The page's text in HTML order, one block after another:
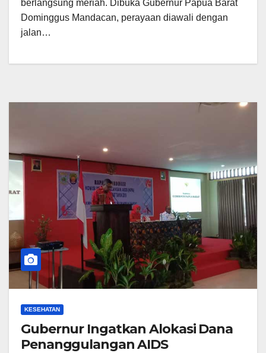
berlangsung meriah. Dibuka Gubernur Papua Barat
Dominggus Mandacan, perayaan diawali dengan
jalan…
KESEHATAN
Gubernur Ingatkan Alokasi Dana
Penanggulangan AIDS